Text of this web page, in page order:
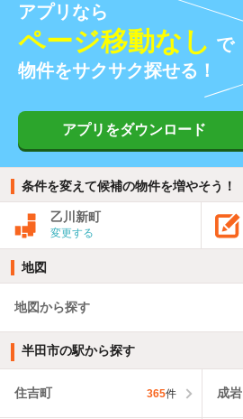
アプリなら
ページ移動なし で
物件をサクサク探せる！
アプリをダウンロード
条件を変えて候補の物件を増やそう！
乙川新町
変更する
地図
地図から探す
半田市の駅から探す
住吉町 365件 成岩